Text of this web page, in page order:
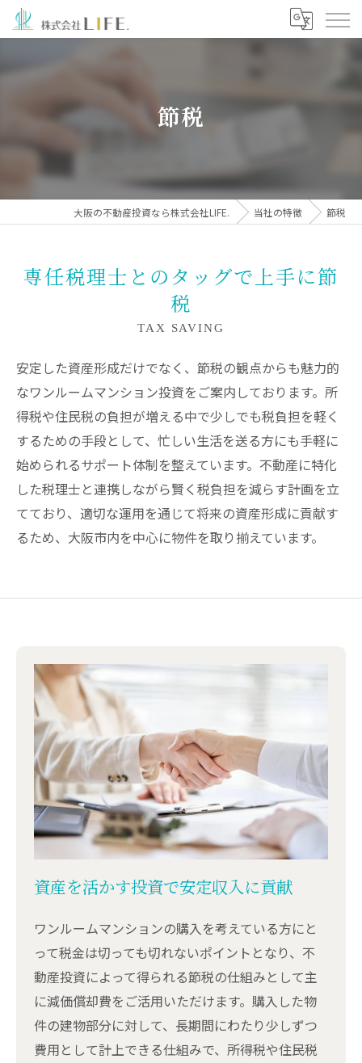
節税
大阪の不動産投資なら株式会社LIFE. 当社の特徴 節税
専任税理士とのタッグで上手に節
税
TAX SAVING
安定した資産形成だけでなく、節税の観点からも魅力的
なワンルームマンション投資をご案内しております。所
得税や住民税の負担が増える中で少しでも税負担を軽く
するための手段として、忙しい生活を送る方にも手軽に
始められるサポート体制を整えています。不動産に特化
した税理士と連携しながら賢く税負担を減らす計画を立
てており、適切な運用を通じて将来の資産形成に貢献す
るため、大阪市内を中心に物件を取り揃えています。
資産を活かす投資で安定収入に貢献
ワンルームマンションの購入を考えている方にと
って税金は切っても切れないポイントとなり、不
動産投資によって得られる節税の仕組みとして主
に減価償却費をご活用いただけます。購入した物
件の建物部分に対して、長期間にわたり少しずつ
費用として計上できる仕組みで、所得税や住民税